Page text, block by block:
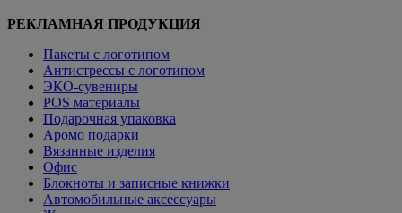
РЕКЛАМНАЯ ПРОДУКЦИЯ
Пакеты с логотипом
Антистрессы с логотипом
ЭКО-сувениры
POS материалы
Подарочная упаковка
Аромо подарки
Вязанные изделия
Офис
Блокноты и записные книжки
Автомобильные аксессуары